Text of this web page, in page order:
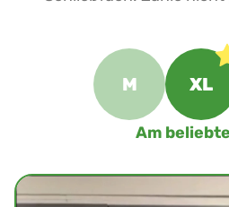
M XL
Am